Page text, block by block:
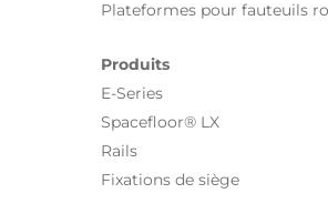
Plateformes pour fauteuils
Produits
E-Series
Spacefloor® LX
Rails
Fixations de siège